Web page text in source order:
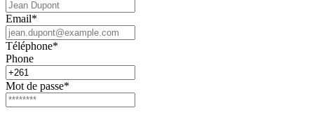
Email*
Téléphone*
Phone
Mot de passe*